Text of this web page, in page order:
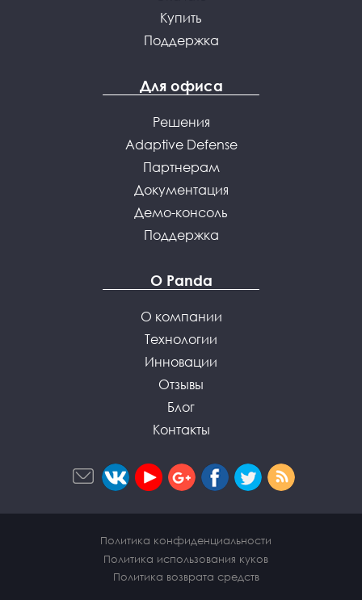
Купить
Поддержка
Для офиса
Решения
Adaptive Defense
Партнерам
Документация
Демо-консоль
Поддержка
О Panda
О компании
Технологии
Инновации
Отзывы
Блог
Контакты
Политика конфиденциальности
Политика использования куков
Политика возврата средств